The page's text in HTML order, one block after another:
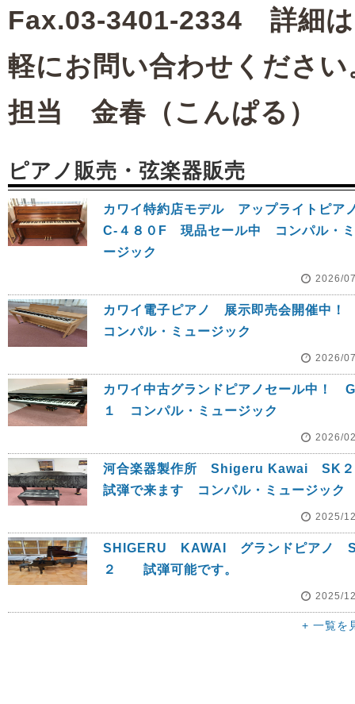
Fax.03-3401-2334 詳細
軽にお問い合わせください
担当 金春（こんぱる）
ピアノ販売・弦楽器販売
カワイ特約店モデル アップライトピ
C‐４８０F 現品セール中 コンパル・
ージック
2026/
カワイ電子ピアノ 展示即売会開催
コンパル・ミュージック
2026/
カワイ中古グランドピアノセール中！
１ コンパル・ミュージック
2026/
河合楽器製作所 Shigeru Kawai SK
試弾で来ます コンパル・ミュージック
2025/
SHIGERU KAWAI グランドピアノ
２ 試弾可能です。
2025/
+ 一覧を